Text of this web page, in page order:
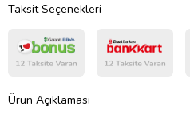
Taksit Seçenekleri
Ürün Açıklaması